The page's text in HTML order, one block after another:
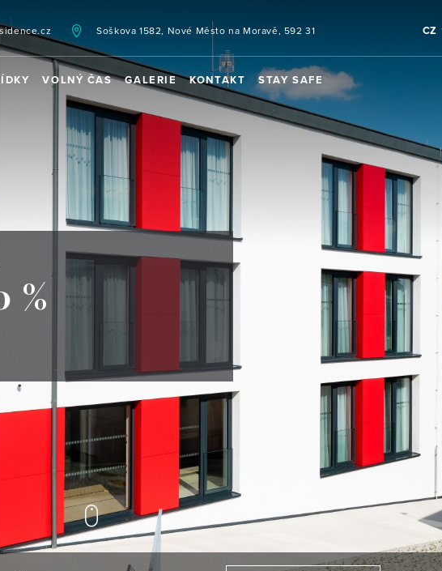
Soškova 1582, Nové Město na Moravě, 592 31 CZ
VOLNÝ ČAS GALERIE KONTAKT STAY SAFE
%